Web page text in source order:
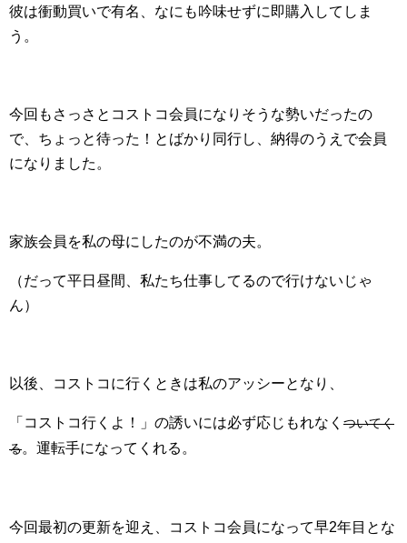
彼は衝動買いで有名、なにも吟味せずに即購入してしま
う。
今回もさっさとコストコ会員になりそうな勢いだったの
で、ちょっと待った！とばかり同行し、納得のうえで会員
になりました。
家族会員を私の母にしたのが不満の夫。
（だって平日昼間、私たち仕事してるので行けないじゃ
ん）
以後、コストコに行くときは私のアッシーとなり、
「コストコ行くよ！」の誘いには必ず応じもれなく ついてく
る。運転手になってくれる。
今回最初の更新を迎え、コストコ会員になって早2年目とな